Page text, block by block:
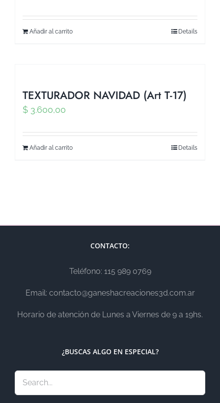
Añadir al carrito Details
TEXTURADOR NAVIDAD (Art T-17)
$ 3.600,00
Añadir al carrito Details
CONTACTO:
Teléfono: 115 989 0769
Email: contacto@ganeshacreaciones3d.com.ar
Horario de atención de Lunes a Viernes de 9 a 19hs.
¿BUSCAS ALGO EN ESPECIAL?